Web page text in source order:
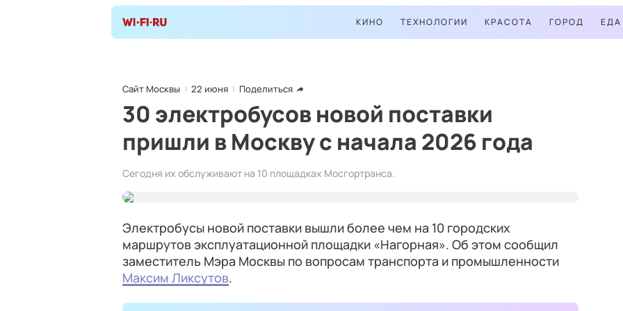
КИНО ТЕХНОЛОГИИ КРАСОТА ГОРОД ЕДА
Сайт Москвы 22 июня Поделиться
30 электробусов новой поставки
пришли в Москву с начала 2026 года
Сегодня их обслуживают на 10 площадках Мосгортранса.
Электробусы новой поставки вышли более чем на 10 городских
маршрутов эксплуатационной площадки «Нагорная». Об этом сообщил
заместитель Мэра Москвы по вопросам транспорта и промышленности
Максим Ликсутов.